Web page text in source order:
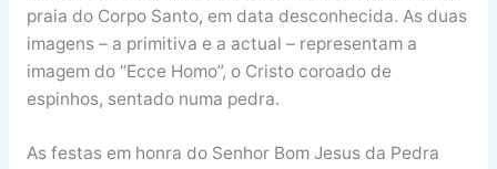
praia do Corpo Santo, em data desconhecida. As duas
imagens – a primitiva e a actual – representam a
imagem do “Ecce Homo”, o Cristo coroado de
espinhos, sentado numa pedra.
As festas em honra do Senhor Bom Jesus da Pedra